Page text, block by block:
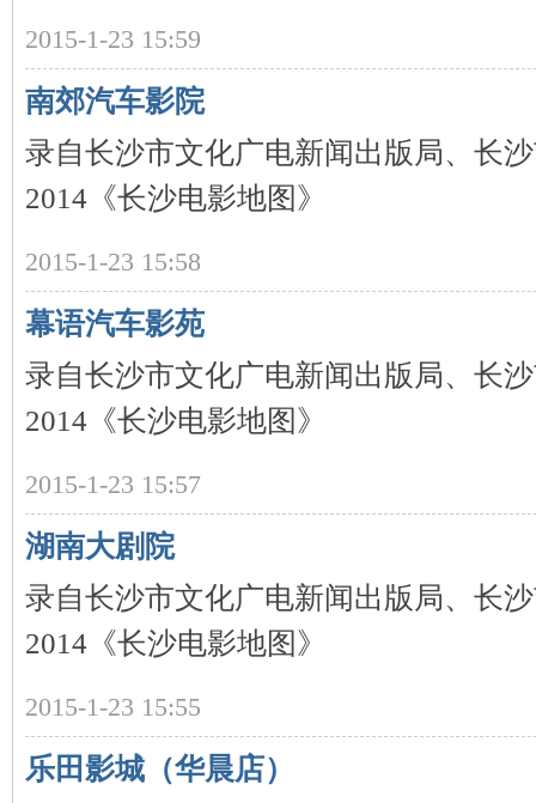
库
2015-1-23 15:59
南郊汽车影院
录自长沙市文化广电新闻出版局、长
2014《长沙电影地图》
2015-1-23 15:58
幕语汽车影苑
录自长沙市文化广电新闻出版局、长
2014《长沙电影地图》
2015-1-23 15:57
湖南大剧院
录自长沙市文化广电新闻出版局、长
2014《长沙电影地图》
2015-1-23 15:55
乐田影城（华晨店）